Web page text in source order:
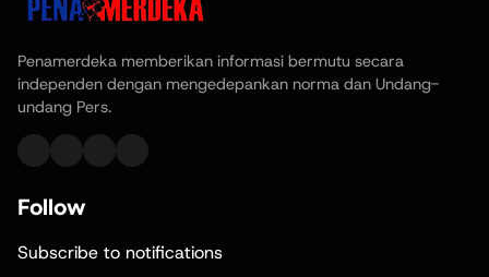
Penamerdeka memberikan informasi bermutu secara
independen dengan mengedepankan norma dan Undang-
undang Pers.
Follow
Subscribe to notifications